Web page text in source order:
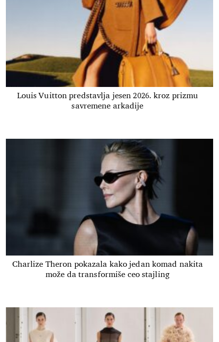
Louis Vuitton predstavlja jesen 2026. kroz prizmu
savremene arkadije
Charlize Theron pokazala kako jedan komad nakita
može da transformiše ceo stajling